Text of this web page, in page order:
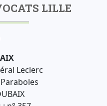
LILLE
Leclerc